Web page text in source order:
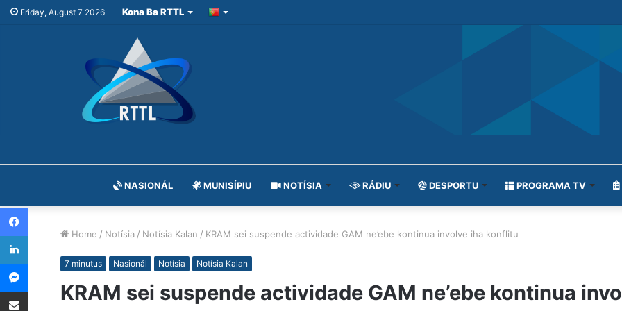
Friday, August 7 2026 Kona Ba RTTL
NASIONÁL MUNISÍPIU NOTÍSIA RÁDIU DESPORTU PROGRAMA TV
Home / Notísia / Notísia Kalan / KRAM sei suspende actividade GAM ne’ebe kontinua involve iha konflitu
7 minutus Nasionál Notísia Notísia Kalan
KRAM sei suspende actividade GAM ne’ebe kontinua
Facebook
LinkedIn
Messenger